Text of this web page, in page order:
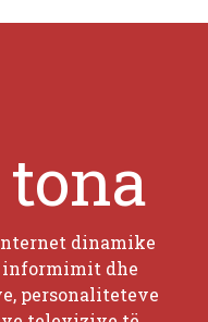
dinamike
informimit dhe
personaliteteve